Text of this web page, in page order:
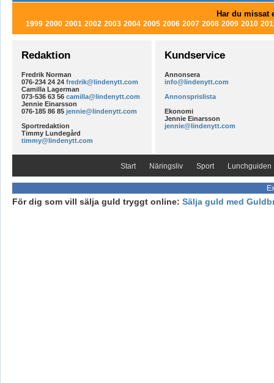
Har du missat
1999 2000 2001 2002 2003 2004 2005 2006 2007 2008 2009 2010
Redaktion
Fredrik Norman
076-234 24 24 fredrik@lindenytt.com
Camilla Lagerman
073-536 63 56 camilla@lindenytt.com
Jennie Einarsson
076-185 86 85 jennie@lindenytt.com
Sportredaktion
Timmy Lundegård
timmy@lindenytt.com
Kundservice
Annonsera
info@lindenytt.com
Annonsprislista
Ekonomi
Jennie Einarsson
jennie@lindenytt.com
Start Näringsliv Sport Lunchguiden
För dig som vill sälja guld tryggt online: Sälja guld med